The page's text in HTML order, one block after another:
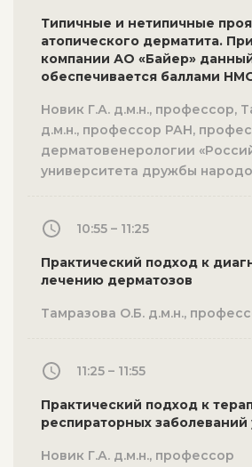
Типичные и нетипичные
атопического дерматита.
компании АО «Байер»
обеспечивается баллами
Новик Г.А. д.м.н., профессор,
д.м.н., профессор РАН,
дерматовенерологии
университета дружбы
10:55 – 11:25
Практический подход к
лечению дерматозов
Тамразова О.Б. д.м.н.,
11:25 – 11:55
Практический подход к
респираторных заболеваний
Новик Г.А. д.м.н., профессор